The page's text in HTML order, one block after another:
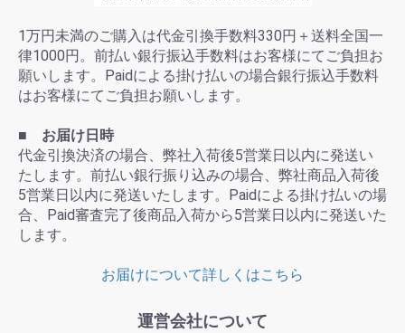
1万円未満のご購入は代金引換手数料330円＋送料全国一
律1000円。前払い銀行振込手数料はお客様にてご負担お
願いします。Paidによる掛け払いの場合銀行振込手数料
はお客様にてご負担お願いします。
■ お届け日時
代金引換決済の場合、弊社入荷後5営業日以内に発送い
たします。前払い銀行振り込みの場合、弊社商品入荷後
5営業日以内に発送いたします。Paidによる掛け払いの場
合、Paid審査完了後商品入荷から5営業日以内に発送いた
します。
お届けについて詳しくはこちら
運営会社について